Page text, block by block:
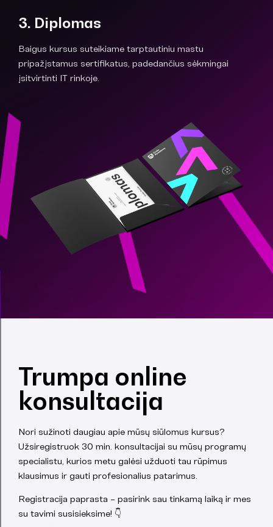
3. Diplomas
Baigus kursus suteikiame tarptautiniu mastu
pripažįstamus sertifikatus, padedančius sėkmingai
įsitvirtinti IT rinkoje.
Trumpa online
konsultacija
Nori sužinoti daugiau apie mūsų siūlomus kursus?
Užsiregistruok 30 min. konsultacijai su mūsų programų
specialistu, kurios metu galėsi užduoti tau rūpimus
klausimus ir gauti profesionalius patarimus.
Registracija paprasta – pasirink sau tinkamą laiką ir mes
su tavimi susisieksime! 👇